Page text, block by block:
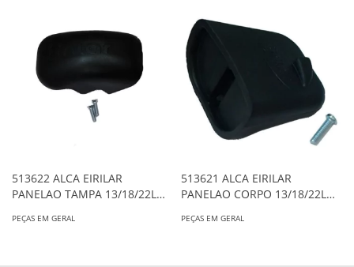
513622 ALCA EIRILAR
PANELAO TAMPA 13/18/22L
PEÇAS EM GERAL
513621 ALCA EIRILAR
PANELAO CORPO 13/18/22L
PEÇAS EM GERAL